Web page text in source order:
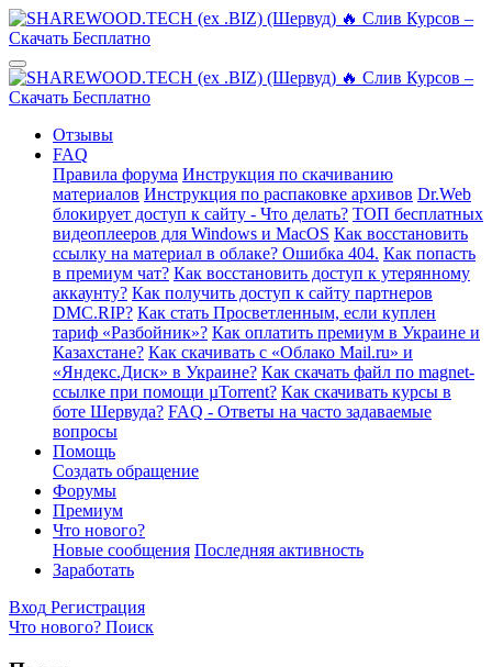
Отзывы
FAQ
Правила форума Инструкция по скачиванию
материалов Инструкция по распаковке архивов Dr.Web
блокирует доступ к сайту - Что делать? ТОП бесплатных
видеоплееров для Windows и MacOS Как восстановить
ссылку на материал в облаке? Ошибка 404. Как попасть
в премиум чат? Как восстановить доступ к утерянному
аккаунту? Как получить доступ к сайту партнеров
DMC.RIP? Как стать Просветленным, если куплен
тариф «Разбойник»? Как оплатить премиум в Украине и
Казахстане? Как скачивать с «Облако Mail.ru» и
«Яндекс.Диск» в Украине? Как скачать файл по magnet-
ссылке при помощи µTorrent? Как скачивать курсы в
боте Шервуда? FAQ - Ответы на часто задаваемые
вопросы
Помощь
Создать обращение
Форумы
Премиум
Что нового?
Новые сообщения Последняя активность
Заработать
Вход Регистрация
Что нового? Поиск